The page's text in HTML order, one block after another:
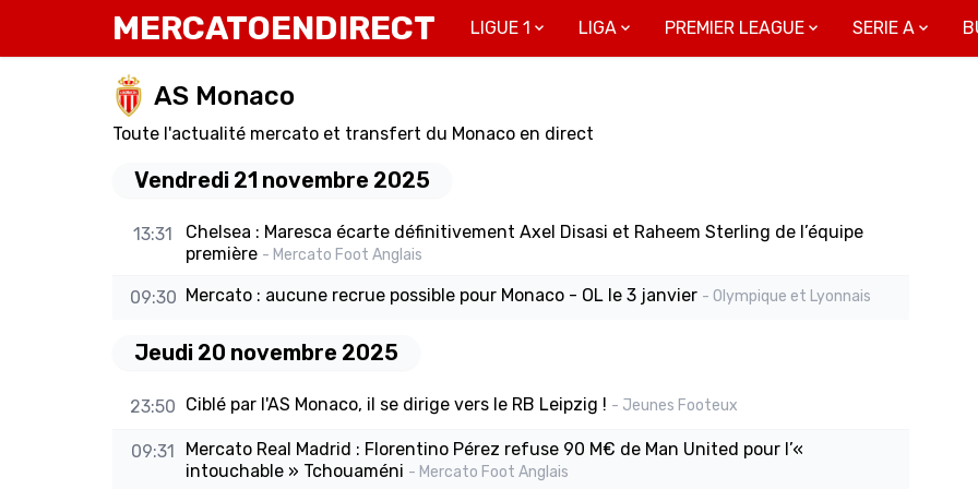
MERCATOENDIRECT LIGUE 1 LIGA PREMIER LEAGUE SERIE A
AS Monaco
Toute l'actualité mercato et transfert du Monaco en direct
Vendredi 21 novembre 2025
13:31
Chelsea : Maresca écarte définitivement Axel Disasi et Raheem Sterling de l’équipe
première - Mercato Foot Anglais
09:30 Mercato : aucune recrue possible pour Monaco - OL le 3 janvier - Olympique et Lyonnais
Jeudi 20 novembre 2025
23:50 Ciblé par l'AS Monaco, il se dirige vers le RB Leipzig ! - Jeunes Footeux
09:31
Mercato Real Madrid : Florentino Pérez refuse 90 M€ de Man United pour l’«
intouchable » Tchouaméni - Mercato Foot Anglais